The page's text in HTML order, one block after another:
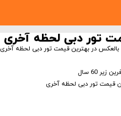
تور دبی لحظه آخری
بالعکس در بهترین قیمت تور دبی لحظه آخری
60 سال
قیمت تور دبی لحظه آخری